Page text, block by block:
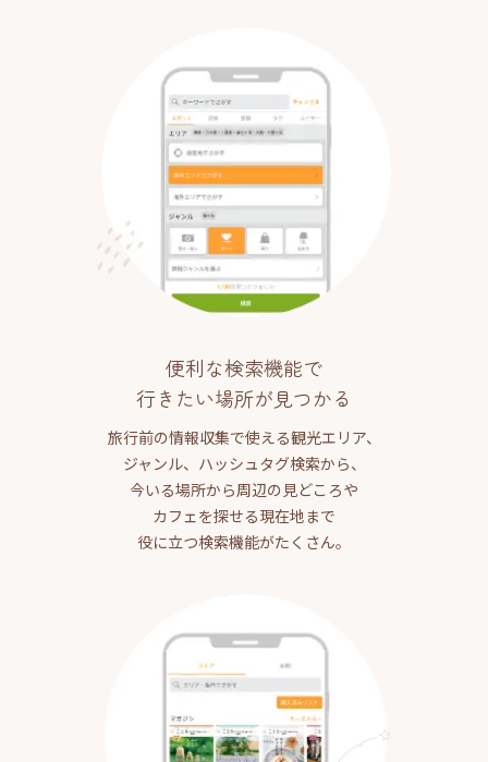
便利な検索機能で
行きたい場所が見つかる
旅行前の情報収集で使える観光エリア、
ジャンル、ハッシュタグ検索から、
今いる場所から周辺の見どころや
カフェを探せる現在地まで
役に立つ検索機能がたくさん。